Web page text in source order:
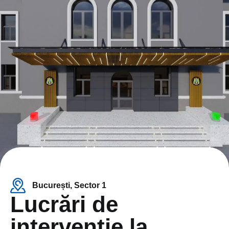
București, Sector 1
Lucrări de